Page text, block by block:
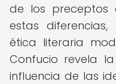
de los preceptos
estas
ética literaria
Confucio revela
influencia de las